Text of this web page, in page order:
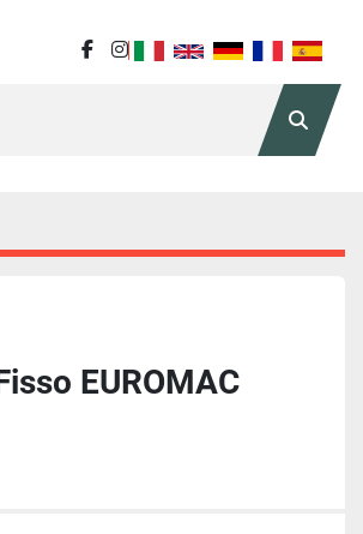
facebookinstagram
Cerca
EUROMAC